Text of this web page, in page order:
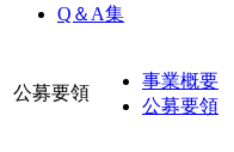
Q＆A集
公募要領
事業概要
公募要領